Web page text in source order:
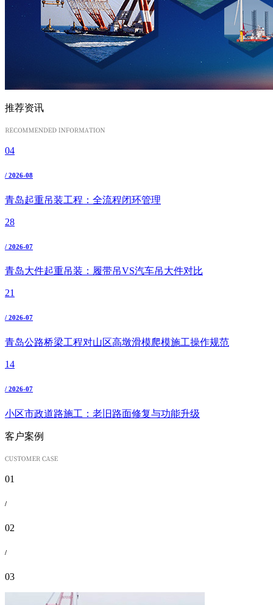
推荐资讯
04
/ 2026-08
青岛起重吊装工程：全流程闭环管理
28
/ 2026-07
青岛大件起重吊装：履带吊VS汽车吊大件对比
21
/ 2026-07
青岛公路桥梁工程对山区高墩滑模爬模施工操作规范
14
/ 2026-07
小区市政道路施工：老旧路面修复与功能升级
客户案例
01
/
02
/
03